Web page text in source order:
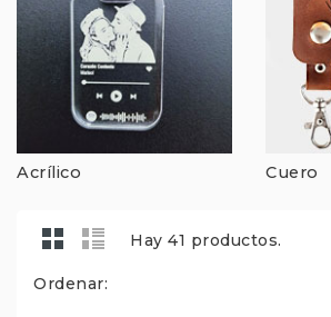
Acrílico Cuero
Hay 41 productos.
Ordenar: